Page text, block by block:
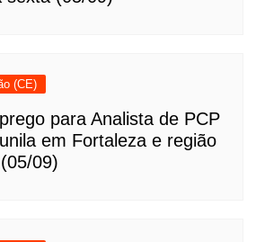
(CE)
para Analista de PCP
em Fortaleza e região
09)